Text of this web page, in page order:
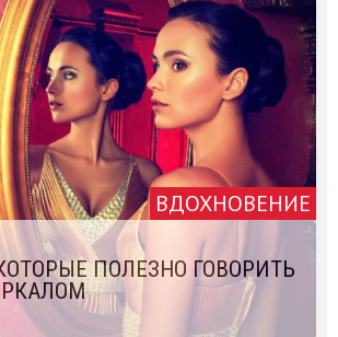
ВДОХНОВЕНИЕ
ПОЛЕЗНО ГОВОРИТЬ